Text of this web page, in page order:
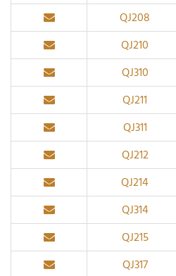
QJ208
QJ210
QJ310
QJ211
QJ311
QJ212
QJ214
QJ314
QJ215
QJ317